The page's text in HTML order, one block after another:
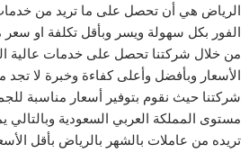
الرياض هي أن تحصل على ما تريد من
الفور بكل سهولة ويسر وبأقل تكلفة او
من خلال شركتنا تحصل على خدمات عالية
الأسعار وبأفضل وأعلى كفاءة وخبرة لا تجد
شركتنا حيث نقوم بتوفير أسعار مناسبة
مستوى المملكة العربي السعودية وبالتالي
تريده من عاملات بالشهر بالرياض بأقل